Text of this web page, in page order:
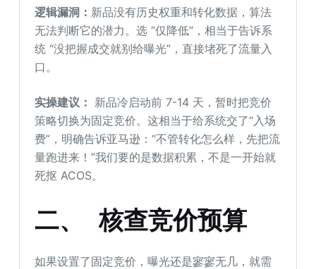
逻辑漏洞： 新品没有历史权重和转化数据，算法
无法判断它的潜力。选 “仅降低”，相当于告诉系
统 “没把握成交就别给曝光”，直接堵死了流量入
口。
实操建议： 新品冷启动前 7-14 天，暂时把竞价
策略切换为固定竞价。这相当于给系统交了“入场
费”，明确告诉亚马逊：“不管转化怎么样，先把流
量跑进来！”我们要的是数据积累，不是一开始就
死抠 ACOS。
二、 核查竞价预算
如果设置了固定竞价，曝光还是寥寥无几，就需